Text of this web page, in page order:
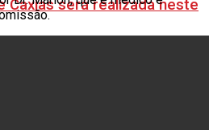
Caxias será realizada neste